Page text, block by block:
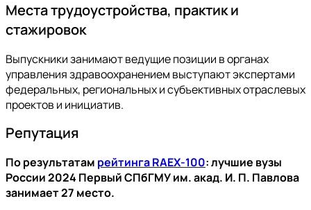
Места трудоустройства, практик и
стажировок
Выпускники занимают ведущие позиции в органах
управления здравоохранением выступают экспертами
федеральных, региональных и субъективных отраслевых
проектов и инициатив.
Репутация
По результатам рейтинга RAEX-100: лучшие вузы
России 2024 Первый СПбГМУ им. акад. И. П. Павлова
занимает 27 место.